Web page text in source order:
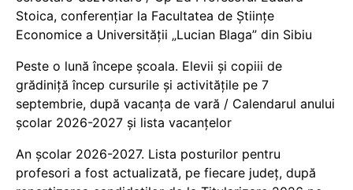
Stoica, conferențiar la Facultatea de Științe
Economice a Universității „Lucian Blaga” din Sibiu
Peste o lună începe școala. Elevii și copiii de
grădiniță încep cursurile și activitățile pe 7
septembrie, după vacanța de vară / Calendarul anului
școlar 2026-2027 și lista vacanțelor
An școlar 2026-2027. Lista posturilor pentru
profesori a fost actualizată, pe fiecare județ, după